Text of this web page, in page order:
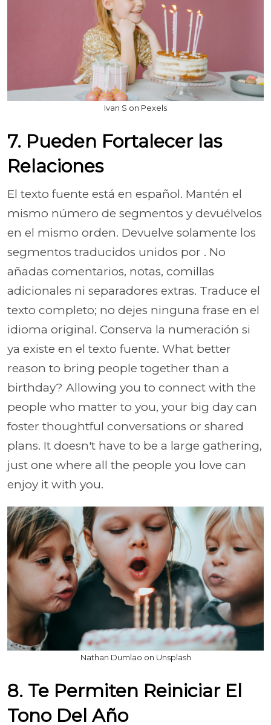
Ivan S on Pexels
7. Pueden Fortalecer las
Relaciones
El texto fuente está en español. Mantén el
mismo número de segmentos y devuélvelos
en el mismo orden. Devuelve solamente los
segmentos traducidos unidos por . No
añadas comentarios, notas, comillas
adicionales ni separadores extras. Traduce el
texto completo; no dejes ninguna frase en el
idioma original. Conserva la numeración si
ya existe en el texto fuente. What better
reason to bring people together than a
birthday? Allowing you to connect with the
people who matter to you, your big day can
foster thoughtful conversations or shared
plans. It doesn't have to be a large gathering,
just one where all the people you love can
enjoy it with you.
Nathan Dumlao on Unsplash
8. Te Permiten Reiniciar El
Tono Del Año